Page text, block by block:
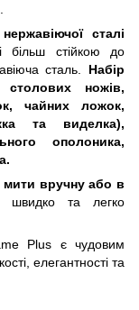
сталі
стійкою до
сталь. Набір
ножів,
чайних ложок,
та виделка),
ополоника,
мити вручну або в
та легко
Plus є чудовим
елегантності та